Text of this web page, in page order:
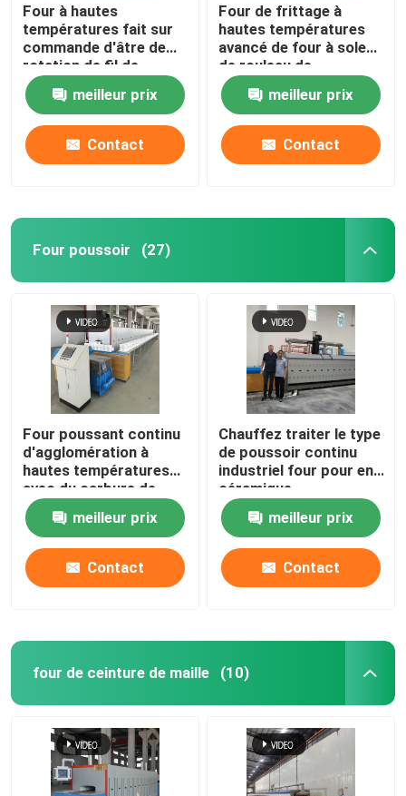
four en céramique
four de frittage
Four matériel d'anode et de cathode
Fours de séchage
Forneau de traitement thermique
Four à hautes
températures fait sur
commande d'âtre de
rotation de fil de
résistance pour
l'agglomération de
matériaux de batterie
au lithium
meilleur prix
Contact
Four de frittage à
hautes températures
avancé de four à sole
de rouleau de
matériaux en
céramiquemeilleur prix
Contact
Four poussoir (27)
Four poussant continu
d'agglomération à
hautes températures
avec du carbure de
silicium Rods pour les
pièces structurelles de
zircone d'alumine
meilleur prix
Contact
Chauffez traiter le type
de poussoir continu
industriel four pour en
céramique
meilleur prix
Contact
four de ceinture de maille (10)